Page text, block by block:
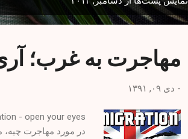
مهاجرت به غرب؛
- دی ۰۹, ۱۳۹۱
در مورد مهاجرت چیه،